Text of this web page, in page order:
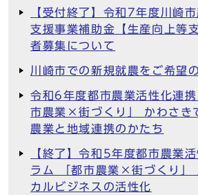
【受付終了】令和7年度川崎
支援事業補助金【生産向上等
者募集について
川崎市での新規就農をご希望
令和6年度都市農業活性化連
市農業×街づくり」 かわさ
農業と地域連携のかたち
【終了】令和5年度都市農業
ラム 「都市農業×街づくり」
カルビジネスの活性化